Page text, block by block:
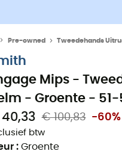
Pre-owned Tweedehands
Mips -
- Groente -
€ 100,83 -60%
btw
: Groente